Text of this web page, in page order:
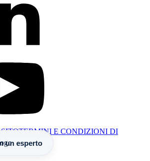
un esperto
TERMINI E CONDIZIONI DI